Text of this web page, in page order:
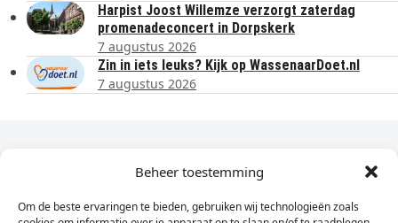
Beheer toestemming
Om de beste ervaringen te bieden, gebruiken wij technologieën zoals
Harpist Joost Willemze verzorgt zaterdag
promenadeconcert in Dorpskerk
7 augustus 2026
Zin in iets leuks? Kijk op WassenaarDoet.nl
7 augustus 2026
Dagelijks het laatste nieuws in je e-mail?
Vul